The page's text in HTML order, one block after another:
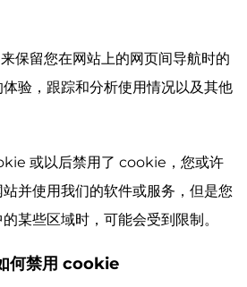
保留您在网站上的网页间导航时的
验，跟踪和分析使用情况以及其他
或以后禁用了 cookie，您或许
并使用我们的软件或服务，但是您
某些区域时，可能会受到限制。
何禁用 cookie